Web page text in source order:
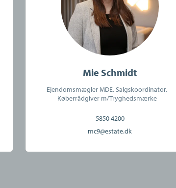
Mie Schmidt
Ejendomsmægler MDE, Salgskoordinator,
Køberrådgiver m/Tryghedsmærke
5850 4200
mc9@estate.dk